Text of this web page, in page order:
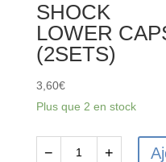
SHOCK
LOWER
(2SETS)
3,60€
Plus que 2 en stock
− +